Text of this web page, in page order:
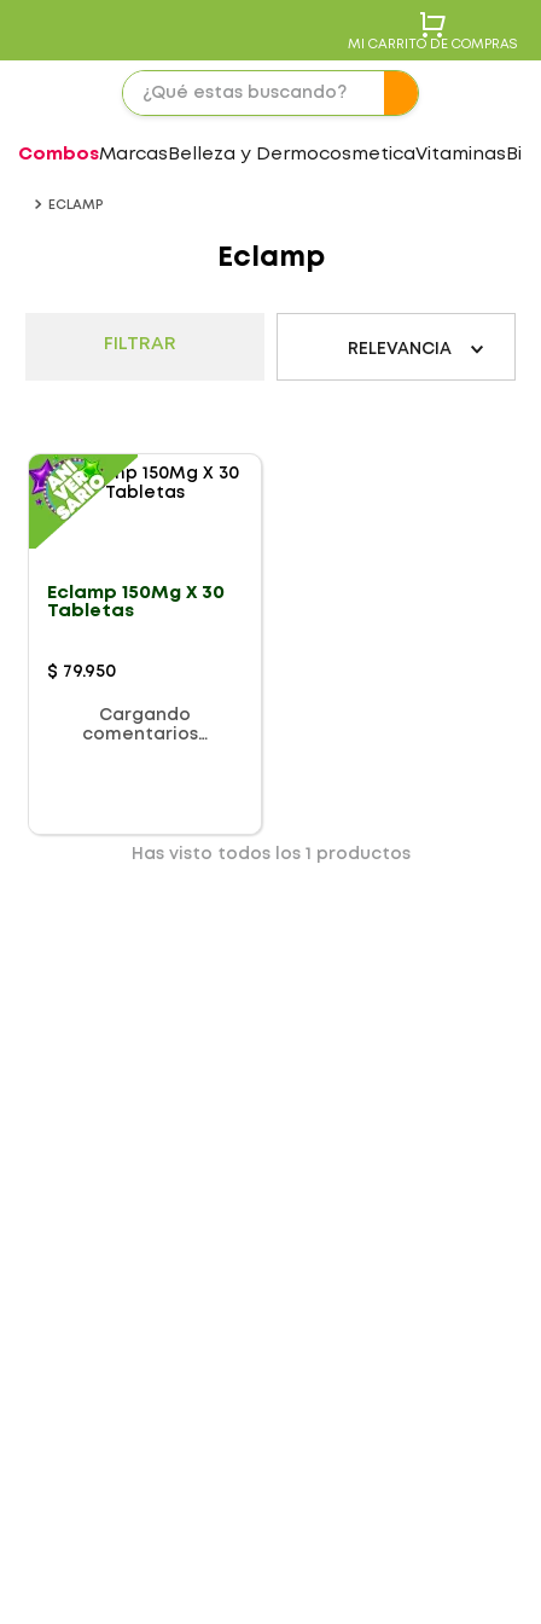
MI CARRITO DE COMPRAS
CombosMarcas Belleza y DermocosmeticaVitaminas
ECLAMP
Eclamp
FILTRAR RELEVANCIA
Eclamp 150Mg X 30
Tabletas
$ 79.950
Cargando
comentarios…
Has visto todos los productos